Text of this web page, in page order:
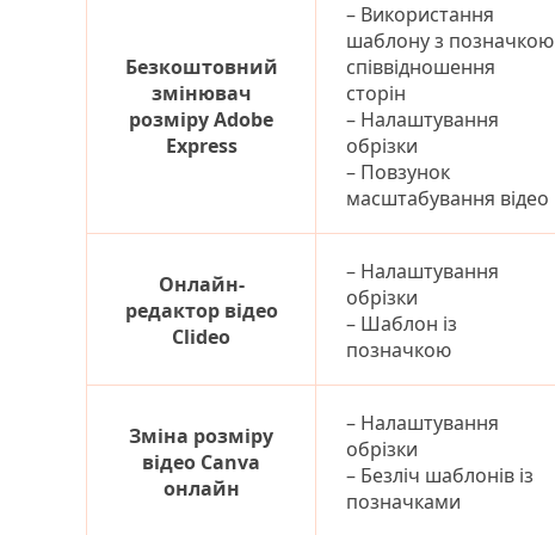
Безкоштовний
змінювач
розміру Adobe
Express
– Використання
шаблону з позначкою
співвідношення
сторін
– Налаштування
обрізки
– Повзунок
масштабування відео
Онлайн-
редактор відео
Clideo
– Налаштування
обрізки
– Шаблон із
позначкою
Зміна розміру
відео Canva
онлайн
– Налаштування
обрізки
– Безліч шаблонів із
позначками